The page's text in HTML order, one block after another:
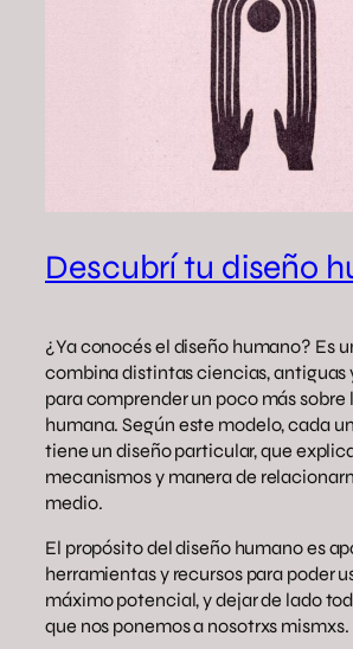
Descubrí tu diseño
¿Ya conocés el diseño humano? Es
combina distintas ciencias, antiguas
para comprender un poco más
humana. Según este modelo, cada
tiene un diseño particular, que
mecanismos y manera de
medio.
El propósito del diseño humano es
herramientas y recursos para poder
máximo potencial, y dejar de lado
que nos ponemos a nosotrxs mismxs.